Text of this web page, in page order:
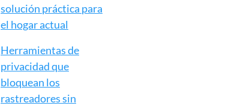
solución práctica para
el hogar actual
Herramientas de
privacidad que
bloquean los
rastreadores sin